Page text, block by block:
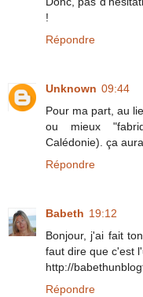
!
Répondre
Unknown 09:44
Pour ma part, au
ou mieux
Calédonie). ça
Répondre
Babeth 19:12
Bonjour, j'ai fait
faut dire que c'est
http://
Répondre